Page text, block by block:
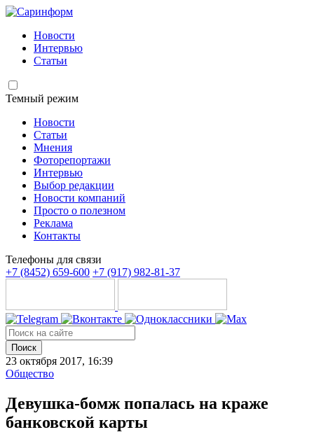
Новости
Интервью
Статьи
Темный режим
Новости
Статьи
Мнения
Фоторепортажи
Интервью
Выбор редакции
Новости компаний
Просто о полезном
Реклама
Контакты
Телефоны для связи
+7 (8452) 659-600 +7 (917) 982-81-37
Поиск
23 октября 2017, 16:39
Общество
Девушка-бомж попалась на краже
банковской карты